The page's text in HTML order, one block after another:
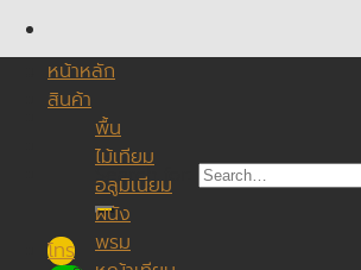
Search for:
โทร
หน้าหลัก
สินค้า
พื้น
ไม้เทียม
อลูมิเนียม
ผนัง
พรม